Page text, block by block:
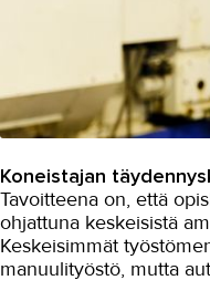
Koneistajan
Tavoitteena on, että
ohjattuna keskeisistä
Keskeisimmät
manuulityöstö, mutta